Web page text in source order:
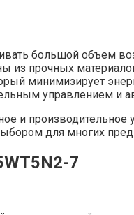
большой объем
прочных
минимизирует
управлением и
и
для многих
7